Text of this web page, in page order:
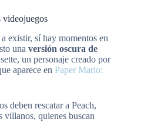
videojuegos
existir, sí hay momentos en
una versión oscura de
un personaje creado por
aparece en Paper Mario:
deben rescatar a Peach,
villanos, quienes buscan